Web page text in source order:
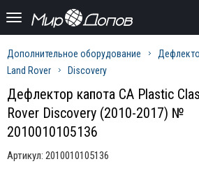
Дополнительное оборудование
Land Rover
Discovery
Дефлектор капота CA Plastic
Rover Discovery (2010-2017) №
2010010105136
Артикул: 2010010105136